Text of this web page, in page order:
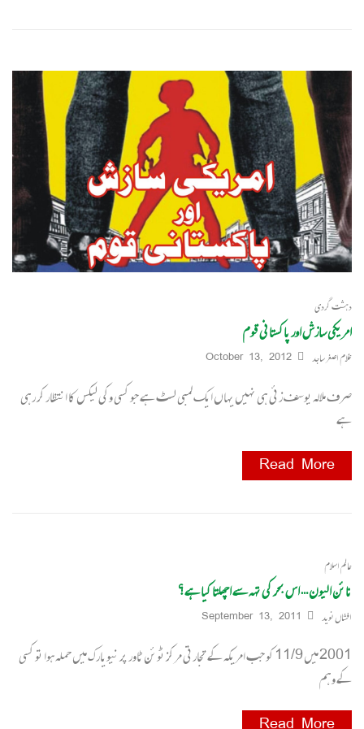
دہشت گردی
امریکی سازش اور پاکستانی قوم
غلام اصغر ساجد October 13, 2012
صرف ملالہ یوسف زئی ہی نہیں یہاں ایک لمبی لسٹ ہے جو کسی وکی لیکس کا انتظار کر رہی
ہے
Read More
عالم اسلام
نائن الیون … اس بحر کی تہہ سے اچھلتا کیا ہے؟
افشاں نوید September 13, 2011
2001 میں 11/9 کو جب امریکہ کے تجارتی مرکز ٹوئن ٹاور پر نیویارک میں حملہ ہوا تو کسی
کے وہم